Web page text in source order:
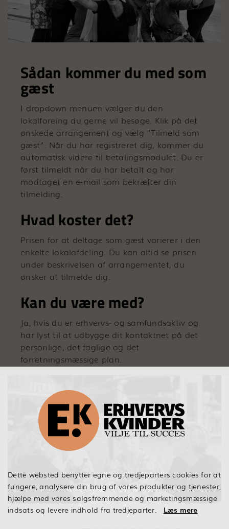
Sådan kommer du med som
gæst
I dropdown menuen vælger du den
lokalforeing du gerne vil besøge. Klik på det
ønskede arrangement og vælg ”Tilmeld som
gæst”. Når du har registreret dig, kommer du
automatisk videre til betalingsmodulet. Du er
først tilmeldt når du har betalt og har
modtaget en e-mail som bekræfter din
tilmelding.
Hvad koster det?
Prisen for at deltage som gæst varierer i den
enkelte lokalafdeling. Du kan altid se prisen
under beskrivelsen af arrangementet, du
ønsker at tilmelde dig.
Kan du være med?
Ja, hvis du er erhvervs- og samfundsaktiv og
har lyst til at udbygge dit kontaktnet på det
personlige, det faglige og det
forretningsmæssige plan.
Dette websted benytter egne og tredjeparters cookies for at
fungere, analysere din brug af vores produkter og tjenester,
hjælpe med vores salgsfremmende og marketingsmæssige
indsats og levere indhold fra tredjeparter. Læs mere